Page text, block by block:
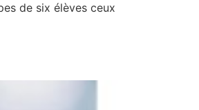
de six élèves ceux